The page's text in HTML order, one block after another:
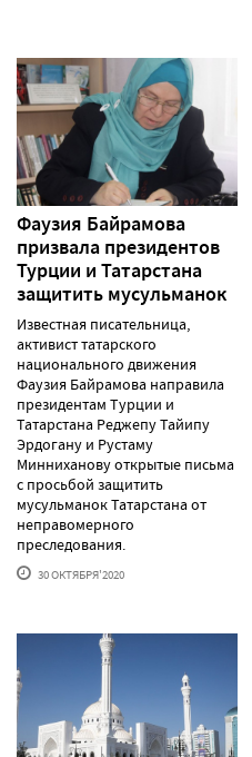
Фаузия Байрамова
призвала президентов
Турции и Татарстана
защитить мусульманок
Известная писательница,
активист татарского
национального движения
Фаузия Байрамова направила
президентам Турции и
Татарстана Реджепу Тайипу
Эрдогану и Рустаму
Минниханову открытые письма
с просьбой защитить
мусульманок Татарстана от
неправомерного
преследования.
30 ОКТЯБРЯ'2020